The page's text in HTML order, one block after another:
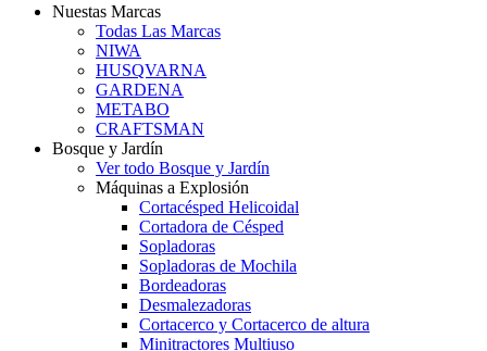
Nuestas Marcas
Todas Las Marcas
NIWA
HUSQVARNA
GARDENA
METABO
CRAFTSMAN
Bosque y Jardín
Ver todo Bosque y Jardín
Máquinas a Explosión
Cortacésped Helicoidal
Cortadora de Césped
Sopladoras
Sopladoras de Mochila
Bordeadoras
Desmalezadoras
Cortacerco y Cortacerco de altura
Minitractores Multiuso